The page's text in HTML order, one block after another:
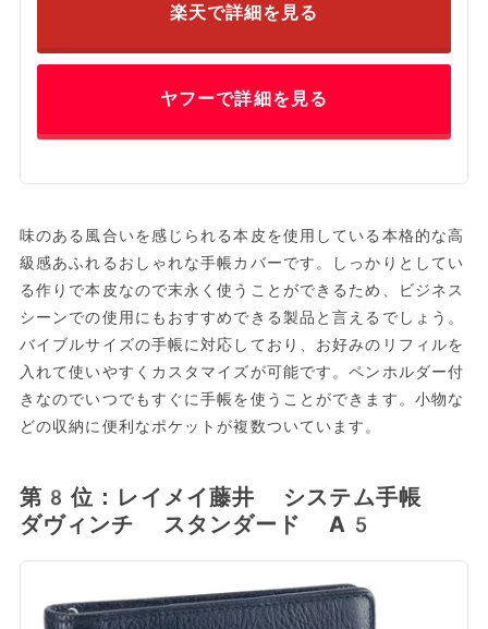
楽天で詳細を見る
ヤフーで詳細を見る
味のある風合いを感じられる本皮を使用している本格的な高
級感あふれるおしゃれな手帳カバーです。しっかりとしてい
る作りで本皮なので末永く使うことができるため、ビジネス
シーンでの使用にもおすすめできる製品と言えるでしょう。
バイブルサイズの手帳に対応しており、お好みのリフィルを
入れて使いやすくカスタマイズが可能です。ペンホルダー付
きなのでいつでもすぐに手帳を使うことができます。小物な
どの収納に便利なポケットが複数ついています。
第8位：レイメイ藤井 システム手帳
ダヴィンチ スタンダード A5